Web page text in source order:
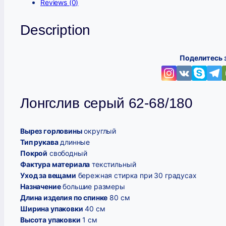
Reviews (0)
Description
Поделитесь
Лонгслив серый 62-68/180
Вырез горловиныокруглый
Тип рукавадлинные
Покрой свободный
Фактура материала текстильный
Уход за вещами бережная стирка при 30 градусах
Назначениебольшие размеры
Длина изделия по спинке 80 см
Ширина упаковки 40 см
Высота упаковки 1 см